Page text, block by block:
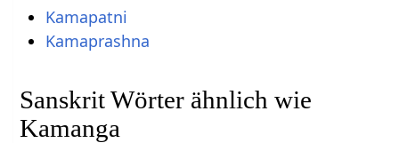
Kamapatni
Kamaprashna
Sanskrit Wörter ähnlich wie
Kamanga